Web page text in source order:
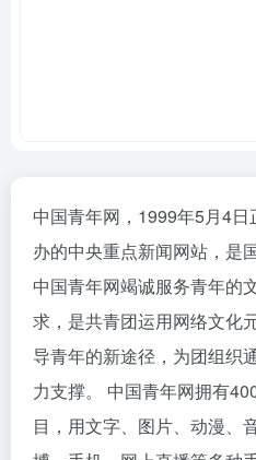
中国青年网，1999年5月4
办的中央重点新闻网站，是
中国青年网竭诚服务青年的
求，是共青团运用网络文化
导青年的新途径，为团组织
力支撑。 中国青年网拥有
目，用文字、图片、动漫、